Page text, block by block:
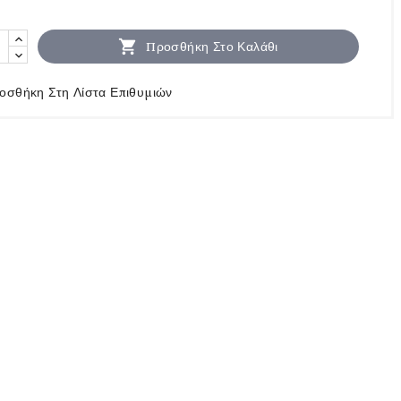
 Προσθήκη Στο Καλάθι
Στη Λίστα Επιθυμιών